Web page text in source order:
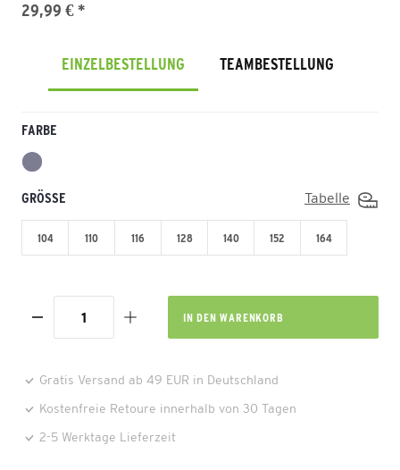
29,99 € *
EINZELBESTELLUNG TEAMBESTELLUNG
FARBE
GRÖSSE Tabelle
104 110 116 128 140 152 164
IN DEN WARENKORB
Gratis Versand ab 49 EUR in Deutschland
Kostenfreie Retoure innerhalb von 30 Tagen
2-5 Werktage Lieferzeit